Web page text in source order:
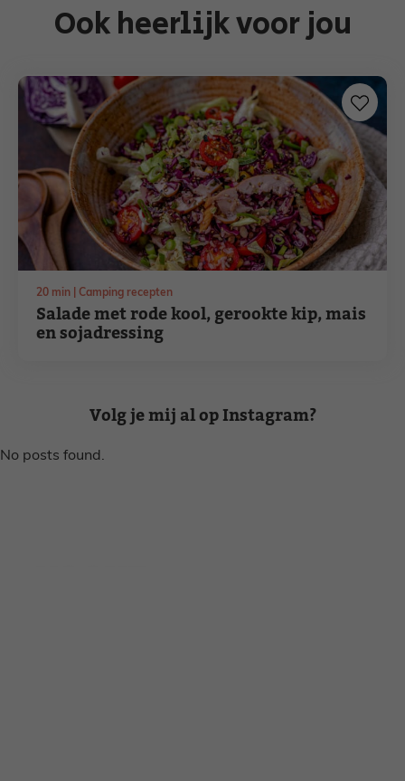
Ook heerlijk voor jou
20minuten
min Camping recepten
Salade met rode kool, gerookte kip, mais
en sojadressing
Volg je mij al op Instagram?
No posts found.